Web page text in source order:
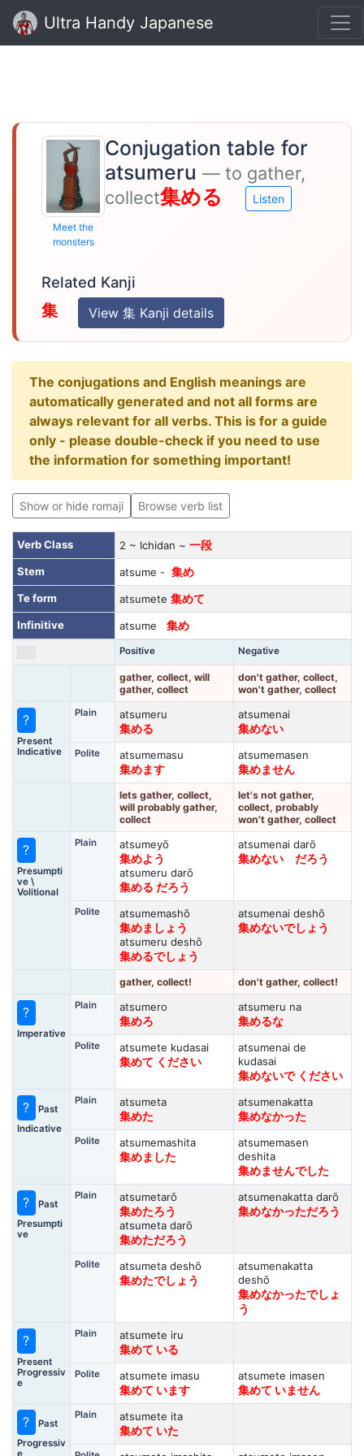
Ultra Handy Japanese
Meet the
monsters
Conjugation table for
atsumeru — to gather,
collect集める Listen
Related Kanji
集 View 集 Kanji details
The conjugations and English meanings are
automatically generated and not all forms are
always relevant for all verbs. This is for a guide
only - please double-check if you need to use
the information for something important!
Show or hide romaji Browse verb list
Verb Class 2 ~ Ichidan ~ 一段
Stem
atsume - 集め
Te form
atsumete 集めて
Infinitive
atsume 集め
Positive Negative
gather, collect, will
gather, collect
don't gather, collect,
won't gather, collect
?
Present
Indicative
Plain
atsumeru
集める
atsumenai
集めない
Polite
atsumemasu
集めます
atsumemasen
集めません
lets gather, collect,
will probably gather,
collect
let's not gather,
collect, probably
won't gather, collect
?
Presumpti
ve \
Volitional
Plain
atsumeyō
集めよう
atsumeru darō
集める だろう
atsumenai darō
集めない だろう
Polite
atsumemashō
集めましょう
atsumeru deshō
集めるでしょう
atsumenai deshō
集めないでしょう
gather, collect! don't gather, collect!
?
Imperative
Plain
atsumero
集めろ
atsumeru na
集めるな
Polite
atsumete kudasai
集めて ください
atsumenai de
kudasai
集めないで ください
?
Past
Indicative
Plain
atsumeta
集めた
atsumenakatta
集めなかった
Polite
atsumemashita
集めました
atsumemasen
deshita
集めませんでした
?
Past
Presumpti
ve
Plain
atsumetarō
集めたろう
atsumeta darō
集めただろう
atsumenakatta darō
集めなかっただろう
Polite
atsumeta deshō
集めたでしょう
atsumenakatta
deshō
集めなかったでしょ
う
?
Present
Progressiv
e
Plain
atsumete iru
集めて いる
Polite
atsumete imasu
集めて います
atsumete imasen
集めて いません
?
Past
Progressiv
e
Plain
atsumete ita
集めて いた